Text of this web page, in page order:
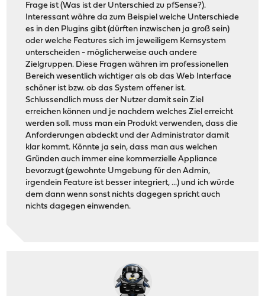
Frage ist (Was ist der Unterschied zu pfSense?).
Interessant währe da zum Beispiel welche Unterschiede
es in den Plugins gibt (dürften inzwischen ja groß sein)
oder welche Features sich im jeweiligem Kernsystem
unterscheiden - möglicherweise auch andere
Zielgruppen. Diese Fragen währen im professionellen
Bereich wesentlich wichtiger als ob das Web Interface
schöner ist bzw. ob das System offener ist.
Schlussendlich muss der Nutzer damit sein Ziel
erreichen können und je nachdem welches Ziel erreicht
werden soll. muss man ein Produkt verwenden, dass die
Anforderungen abdeckt und der Administrator damit
klar kommt. Könnte ja sein, dass man aus welchen
Gründen auch immer eine kommerzielle Appliance
bevorzugt (gewohnte Umgebung für den Admin,
irgendein Feature ist besser integriert, ...) und ich würde
dem dann wenn sonst nichts dagegen spricht auch
nichts dagegen einwenden.